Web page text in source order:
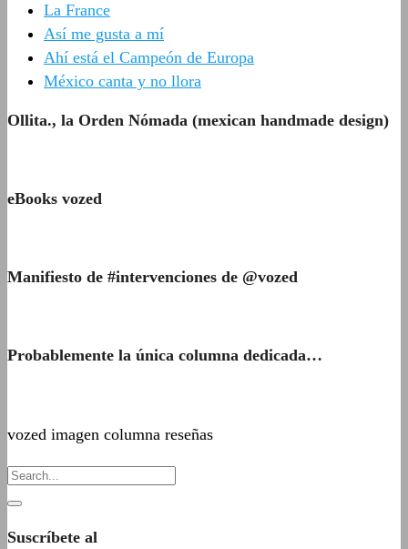
La France
Así me gusta a mí
Ahí está el Campeón de Europa
México canta y no llora
Ollita., la Orden Nómada (mexican handmade design)
eBooks vozed
Manifiesto de #intervenciones de @vozed
Probablemente la única columna dedicada…
vozed imagen columna reseñas
Suscríbete al